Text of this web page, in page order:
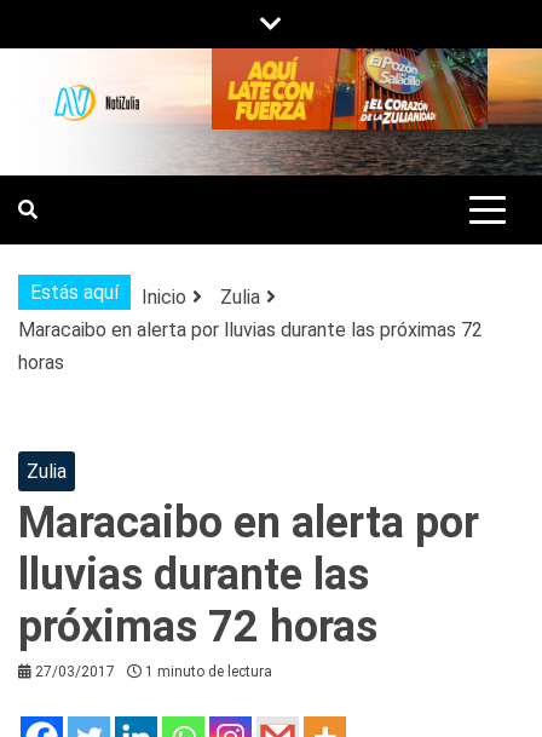
al
contenido
NOTIZULIA
NOTICIAS DEL ZULIA, VENEZUELA Y
DE INTERÉS GENERAL.
Estás aquí Inicio
Zulia
Maracaibo en alerta por lluvias durante las próximas 72
horas
Zulia
Maracaibo en alerta por
lluvias durante las
próximas 72 horas
27/03/2017 1 minuto de lectura